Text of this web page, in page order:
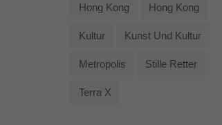
Hong Kong Hong Kong
Kultur Kunst Und Kultur
Metropolis Stille Retter
Terra X